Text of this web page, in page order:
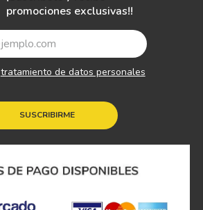
promociones exclusivas!!
SUSCRIBIRME
tratamiento de datos personales